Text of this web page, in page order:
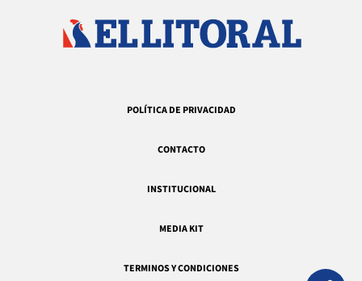
POLÍTICA DE PRIVACIDAD
CONTACTO
INSTITUCIONAL
MEDIA KIT
TERMINOS Y CONDICIONES